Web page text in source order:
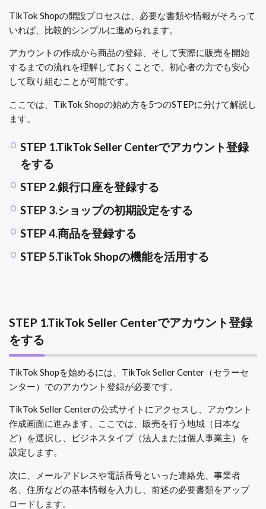
TikTok Shopの開設プロセスは、必要な書類や情報がそろって
いれば、比較的シンプルに進められます。
アカウントの作成から商品の登録、そして実際に販売を開始
するまでの流れを理解しておくことで、初心者の方でも安心
して取り組むことが可能です。
ここでは、TikTok Shopの始め方を5つのSTEPに分けて解説し
ます。
STEP 1.TikTok Seller Centerでアカウント登録
をする
STEP 2.銀行口座を登録する
STEP 3.ショップの初期設定をする
STEP 4.商品を登録する
STEP 5.TikTok Shopの機能を活用する
STEP 1.TikTok Seller Centerでアカウント登録
をする
TikTok Shopを始めるには、TikTok Seller Center（セラーセ
ンター）でのアカウント登録が必要です。
TikTok Seller Centerの公式サイトにアクセスし、アカウント
作成画面に進みます。ここでは、販売を行う地域（日本な
ど）を選択し、ビジネスタイプ（法人または個人事業主）を
設定します。
次に、メールアドレスや電話番号といった連絡先、事業者
名、住所などの基本情報を入力し、前述の必要書類をアップ
ロードします。